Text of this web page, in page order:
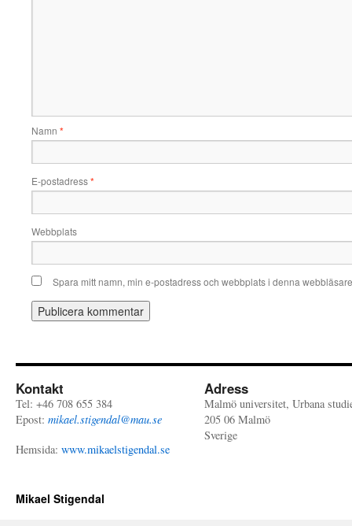
Namn *
E-postadress*
Webbplats
Spara mitt namn, min e-postadress och webbplats i denna
Kontakt
Tel: +46 708 655 384
Epost: mikael.stigendal@mau.se
Hemsida: www.mikaelstigendal.se
Adress
Malmö universitet, Urbana
205 06 Malmö
Sverige
Mikael Stigendal